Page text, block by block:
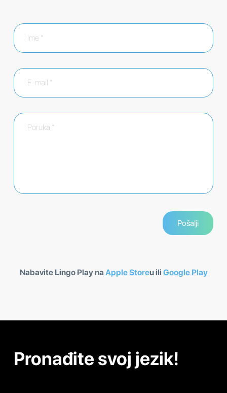
Nabavite Lingo Play na Apple Storeu ili Google Play
Pronađite svoj jezik!